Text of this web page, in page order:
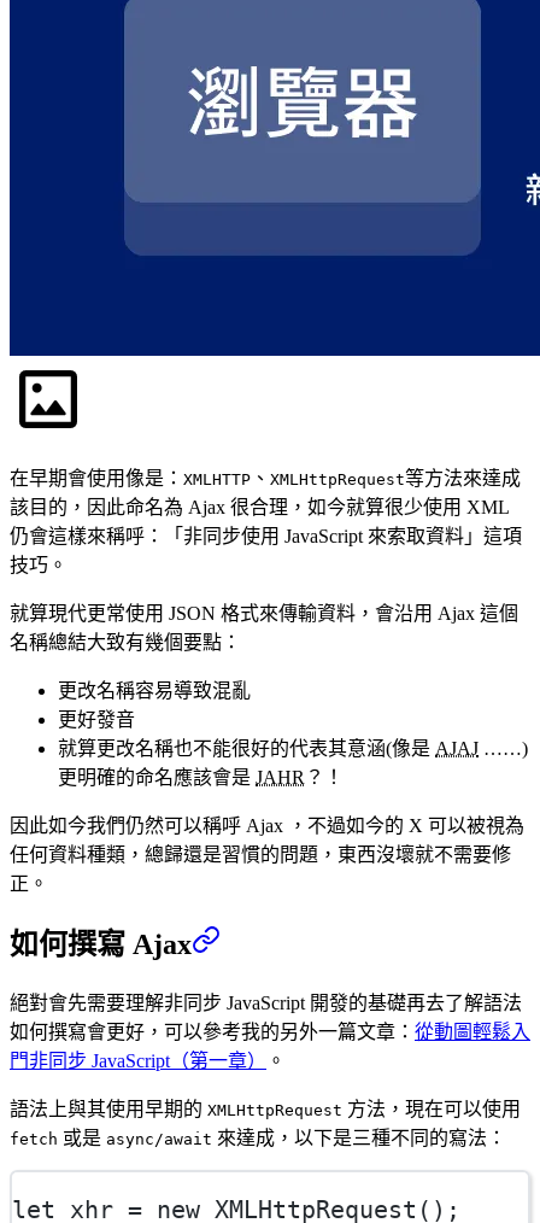
在早期會使用像是： XMLHTTP 、 XMLHttpRequest等方法來達成
該目的，因此命名為 Ajax 很合理，如今就算很少使用 XML
仍會這樣來稱呼：「非同步使用 JavaScript 來索取資料」這項
技巧。
就算現代更常使用 JSON 格式來傳輸資料，會沿用 Ajax 這個
名稱總結大致有幾個要點：
更改名稱容易導致混亂
更好發音
就算更改名稱也不能很好的代表其意涵(像是 AJAJ ……)
更明確的命名應該會是 JAHR ？！
因此如今我們仍然可以稱呼 Ajax ，不過如今的 X 可以被視為
任何資料種類，總歸還是習慣的問題，東西沒壞就不需要修
正。
如何撰寫 Ajax
絕對會先需要理解非同步 JavaScript 開發的基礎再去了解語法
如何撰寫會更好，可以參考我的另外一篇文章： 從動圖輕鬆入
門非同步 JavaScript（第一章）
。
語法上與其使用早期的 XMLHttpRequest 方法，現在可以使用
fetch 或是 async/await 來達成，以下是三種不同的寫法：
let xhr = new XMLHttpRequest ();